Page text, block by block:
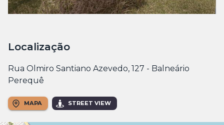
Localização
Rua Olmiro Santiano Azevedo, 127 - Balneário
Perequê
MAPA STREET VIEW